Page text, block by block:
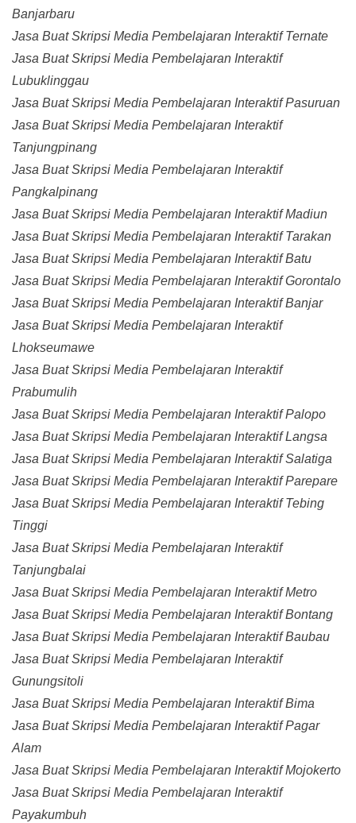
Banjarbaru
Jasa Buat Skripsi Media Pembelajaran Interaktif Ternate
Jasa Buat Skripsi Media Pembelajaran Interaktif
Lubuklinggau
Jasa Buat Skripsi Media Pembelajaran Interaktif Pasuruan
Jasa Buat Skripsi Media Pembelajaran Interaktif
Tanjungpinang
Jasa Buat Skripsi Media Pembelajaran Interaktif
Pangkalpinang
Jasa Buat Skripsi Media Pembelajaran Interaktif Madiun
Jasa Buat Skripsi Media Pembelajaran Interaktif Tarakan
Jasa Buat Skripsi Media Pembelajaran Interaktif Batu
Jasa Buat Skripsi Media Pembelajaran Interaktif Gorontalo
Jasa Buat Skripsi Media Pembelajaran Interaktif Banjar
Jasa Buat Skripsi Media Pembelajaran Interaktif
Lhokseumawe
Jasa Buat Skripsi Media Pembelajaran Interaktif
Prabumulih
Jasa Buat Skripsi Media Pembelajaran Interaktif Palopo
Jasa Buat Skripsi Media Pembelajaran Interaktif Langsa
Jasa Buat Skripsi Media Pembelajaran Interaktif Salatiga
Jasa Buat Skripsi Media Pembelajaran Interaktif Parepare
Jasa Buat Skripsi Media Pembelajaran Interaktif Tebing
Tinggi
Jasa Buat Skripsi Media Pembelajaran Interaktif
Tanjungbalai
Jasa Buat Skripsi Media Pembelajaran Interaktif Metro
Jasa Buat Skripsi Media Pembelajaran Interaktif Bontang
Jasa Buat Skripsi Media Pembelajaran Interaktif Baubau
Jasa Buat Skripsi Media Pembelajaran Interaktif
Gunungsitoli
Jasa Buat Skripsi Media Pembelajaran Interaktif Bima
Jasa Buat Skripsi Media Pembelajaran Interaktif Pagar
Alam
Jasa Buat Skripsi Media Pembelajaran Interaktif Mojokerto
Jasa Buat Skripsi Media Pembelajaran Interaktif
Payakumbuh